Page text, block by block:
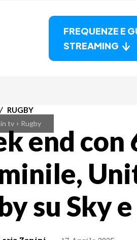
FREQUENZE E
STREAMING
tv Rugby
RUGBY
end con
su Sky